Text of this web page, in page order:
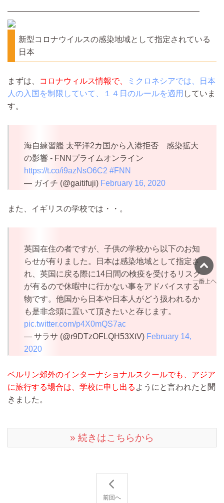
————————————————————————
新型コロナウイルスの感染地域として指定されている
日本
まずは、 コロナウィルス情報で、
ミクロネシアでは、日本
人の入国を制限していて、１４日のルールを適用 していま
す。
海自練習艦 太平洋2カ国から入港拒否 感染拡大
の影響 - FNNプライムオンライン
https://t.co/i9azNsO6C2 #FNN
— ガイチ (@gaitifuji) February 16, 2020
また、イギリスの学校では・・。
英国在住の者ですが、子供の学校から以下のお知
らせが有りました。日本は感染地域として指定さ
れ、英国に戻る際に14日間の検疫を受けるリスク
が有るので休暇中に行かない事をアドバイスする
物です。他国から日本や日本人がどう扱われるか
も是非念頭に置いて頂きたいと存じます。
pic.twitter.com/p4X0mQS7ac
— サラサ (@r9DTzOFLQH53XtV) February 14,
2020
ベルリン郊外のインターナショナルスクールでも、アジア
に旅行する場合は、学校に申し出る ようにと言われたと聞
きました。
» 続きはこちらから
前回へ